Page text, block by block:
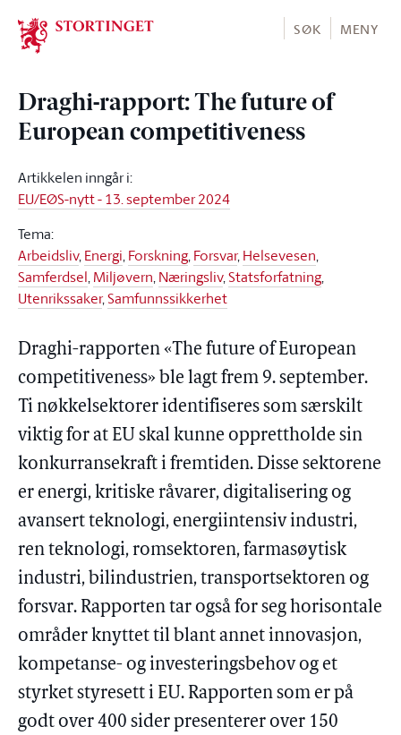
Stortinget.no
SØK MENY
Draghi-rapport: The future of
European competitiveness
Artikkelen inngår i:
EU/EØS-nytt - 13. september 2024
Tema:
Arbeidsliv,Energi,Forskning,Forsvar,Helsevesen,
Samferdsel,Miljøvern,Næringsliv,Statsforfatning,
Utenrikssaker,Samfunnssikkerhet
Draghi-rapporten «The future of European
competitiveness» ble lagt frem 9. september.
Ti nøkkelsektorer identifiseres som særskilt
viktig for at EU skal kunne opprettholde sin
konkurransekraft i fremtiden. Disse sektorene
er energi, kritiske råvarer, digitalisering og
avansert teknologi, energiintensiv industri,
ren teknologi, romsektoren, farmasøytisk
industri, bilindustrien, transportsektoren og
forsvar. Rapporten tar også for seg horisontale
områder knyttet til blant annet innovasjon,
kompetanse- og investeringsbehov og et
styrket styresett i EU. Rapporten som er på
godt over 400 sider presenterer over 150